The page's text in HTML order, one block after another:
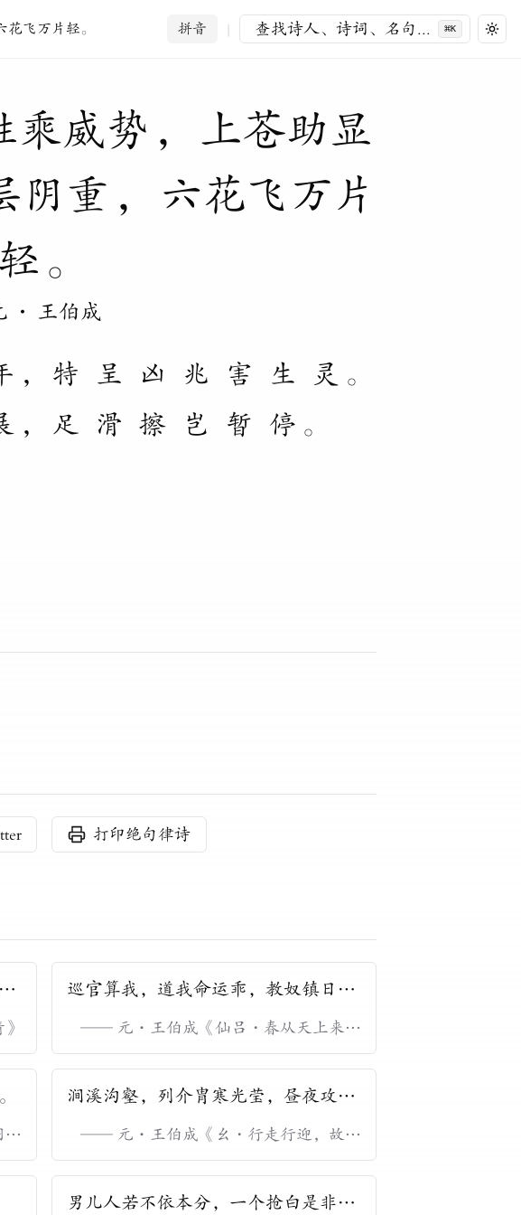
查找诗人、诗词、名句 ... ⌘K
飞万片轻。 拼音 |
乘威势 ， 上苍助显
阴 重 ， 六花飞 万片
轻 。
· 王伯成
， 特 呈 凶 兆 害 生 灵 。
， 足 滑 擦 岂 暂 停 。
打印绝句律诗
》
巡官算我，道我命运乖，教奴镇日无
—— 元 · 王伯成 《 仙吕・春从天上来闺
怨》
自
》
涧溪沟壑，列介胄寒光莹，昼夜攻催
—— 元 · 王伯成 《 幺・行走行迎，故然
怒激刚强性。迤逗向垓心，预埋伏掩映山
形，猛围定。》
男儿人若不依本分，一个抢白是非两